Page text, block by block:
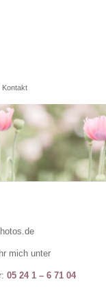
Kontakt
mich unter
05 24 1 – 6 71 04